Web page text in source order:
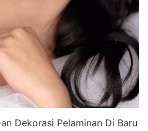
Dekorasi Pelaminan Di Baru